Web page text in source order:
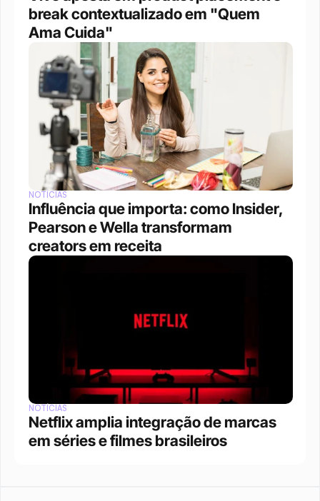
break contextualizado em "Quem
Ama Cuida"
NOTÍCIAS
Influência que importa: como Insider,
Pearson e Wella transformam
creators em receita
NOTÍCIAS
Netflix amplia integração de marcas
em séries e filmes brasileiros